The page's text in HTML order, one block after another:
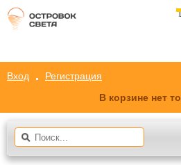
Вход
Регистрация
В корзине нет